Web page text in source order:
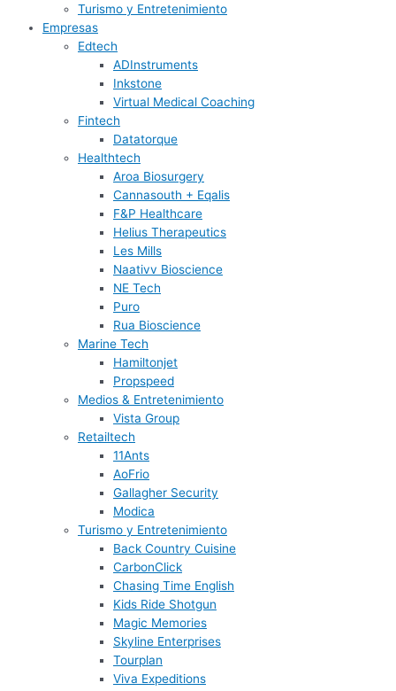
Turismo y Entretenimiento
Empresas
Edtech
ADInstruments
Inkstone
Virtual Medical Coaching
Fintech
Datatorque
Healthtech
Aroa Biosurgery
Cannasouth + Eqalis
F&P Healthcare
Helius Therapeutics
Les Mills
Naativv Bioscience
NE Tech
Puro
Rua Bioscience
Marine Tech
Hamiltonjet
Propspeed
Medios & Entretenimiento
Vista Group
Retailtech
11Ants
AoFrio
Gallagher Security
Modica
Turismo y Entretenimiento
Back Country Cuisine
CarbonClick
Chasing Time English
Kids Ride Shotgun
Magic Memories
Skyline Enterprises
Tourplan
Viva Expeditions